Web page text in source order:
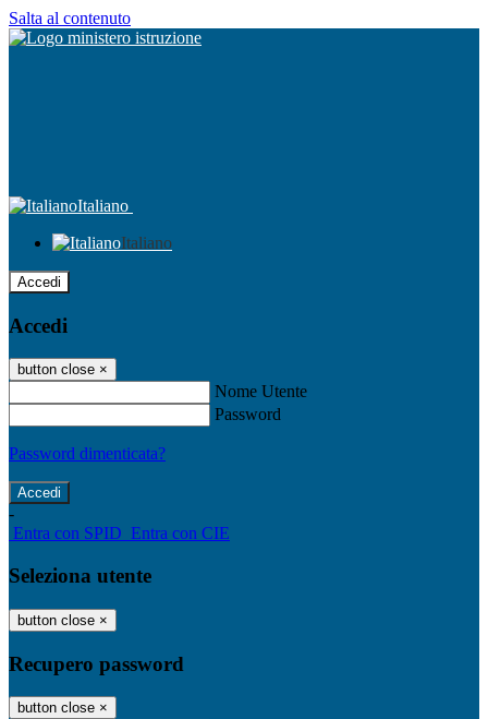
Salta al contenuto
Italiano
Italiano
Accedi
Accedi
button close ×
Nome Utente
Password
Password dimenticata?
-
Entra con SPID Entra con CIE
Seleziona utente
button close ×
Recupero password
button close ×